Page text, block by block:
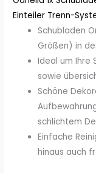
Einteiler Trenn-
Schubladen
Größen) in
Ideal um Ihre
sowie
Schöne
schlichtem
Einfache
hinaus auch